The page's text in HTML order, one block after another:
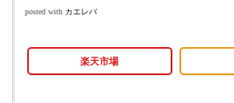
posted with カエレバ
楽天市場